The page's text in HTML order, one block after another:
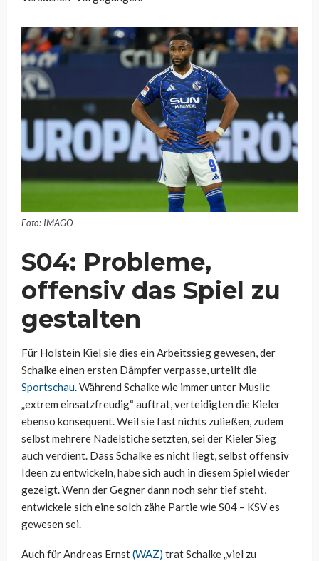
Foto: IMAGO
S04: Probleme,
offensiv das Spiel zu
gestalten
Für Holstein Kiel sie dies ein Arbeitssieg gewesen, der
Schalke einen ersten Dämpfer verpasse, urteilt die
Sportschau. Während Schalke wie immer unter Muslic
„extrem einsatzfreudig“ auftrat, verteidigten die Kieler
ebenso konsequent. Weil sie fast nichts zuließen, zudem
selbst mehrere Nadelstiche setzten, sei der Kieler Sieg
auch verdient. Dass Schalke es nicht liegt, selbst offensiv
Ideen zu entwickeln, habe sich auch in diesem Spiel wieder
gezeigt. Wenn der Gegner dann noch sehr tief steht,
entwickele sich eine solch zähe Partie wie S04 – KSV es
gewesen sei.
Auch für Andreas Ernst(WAZ) trat Schalke „viel zu